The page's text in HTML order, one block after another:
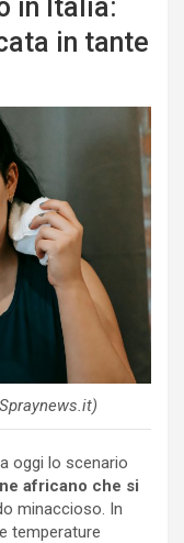
in Italia:
in tante
oggi lo scenario
africano che si
minaccioso. In
temperature